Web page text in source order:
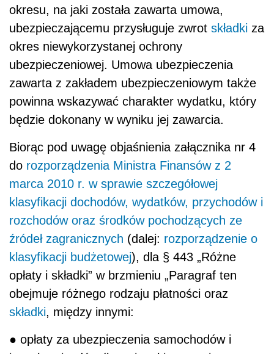
okresu, na jaki została zawarta umowa,
ubezpieczającemu przysługuje zwrot składki za
okres niewykorzystanej ochrony
ubezpieczeniowej. Umowa ubezpieczenia
zawarta z zakładem ubezpieczeniowym także
powinna wskazywać charakter wydatku, który
będzie dokonany w wyniku jej zawarcia.
Biorąc pod uwagę objaśnienia załącznika nr 4
do rozporządzenia Ministra Finansów z 2
marca 2010 r. w sprawie szczegółowej
klasyfikacji dochodów, wydatków, przychodów i
rozchodów oraz środków pochodzących ze
źródeł zagranicznych (dalej: rozporządzenie o
klasyfikacji budżetowej), dla § 443 „Różne
opłaty i składki” w brzmieniu „Paragraf ten
obejmuje różnego rodzaju płatności oraz
składki, między innymi:
● opłaty za ubezpieczenia samochodów i